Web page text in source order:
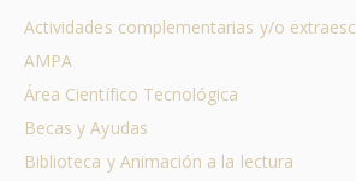
Actividades complementarias y/o
AMPA
Área Científico Tecnológica
Becas y Ayudas
Biblioteca y Animación a la lectura